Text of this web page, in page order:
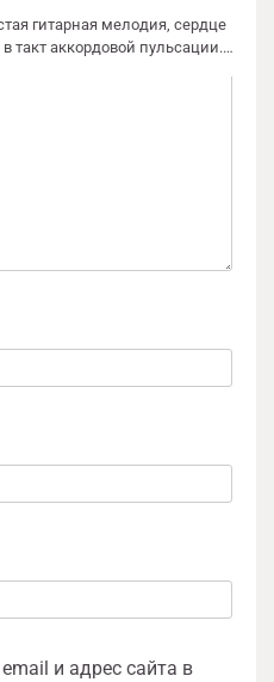
гитарная мелодия, сердце
такт аккордовой пульсации.…
и адрес сайта в